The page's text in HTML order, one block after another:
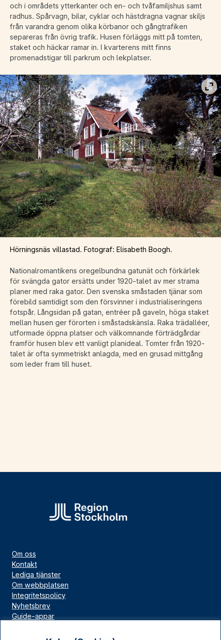
och i områdets ytterkanter och en- och tvåfamiljshus samt
radhus. Spårvagn, bilar, cyklar och hästdragna vagnar skiljs
från varandra genom olika körbanor och gångtrafiken
separeras från övrig trafik. Husen förläggs mitt på tomten,
staket och häckar ramar in. I kvarterens mitt finns
promenadstigar till parkrum och lekplatser.
Hörningsnäs villastad. Fotograf: Elisabeth Boogh.
Nationalromantikens oregelbundna gatunät och förkärlek
för svängda gator ersätts under 1920-talet av mer strama
planer med raka gator. Den svenska småstaden tjänar som
förebild samtidigt som den försvinner i industrialiseringens
fotspår. Långsidan på gatan, entréer på gaveln, höga staket
mellan husen ger förorten i småstadskänsla. Raka trädalléer,
utformade öppna platser och välkomnande förträdgårdar
framför husen blev ett vanligt planideal. Tomter från 1920-
talet är ofta symmetriskt anlagda, med en grusad mittgång
som leder fram till huset.
Om oss
Kontakt
Lediga tjänster
Om webbplatsen
Integritetspolicy
Nyhetsbrev
Guide-appar